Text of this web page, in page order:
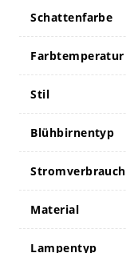
Schattenfarbe
Farbtemperatur
Stil
Blühbirnentyp
Stromverbrauch
Material
Lampentyp